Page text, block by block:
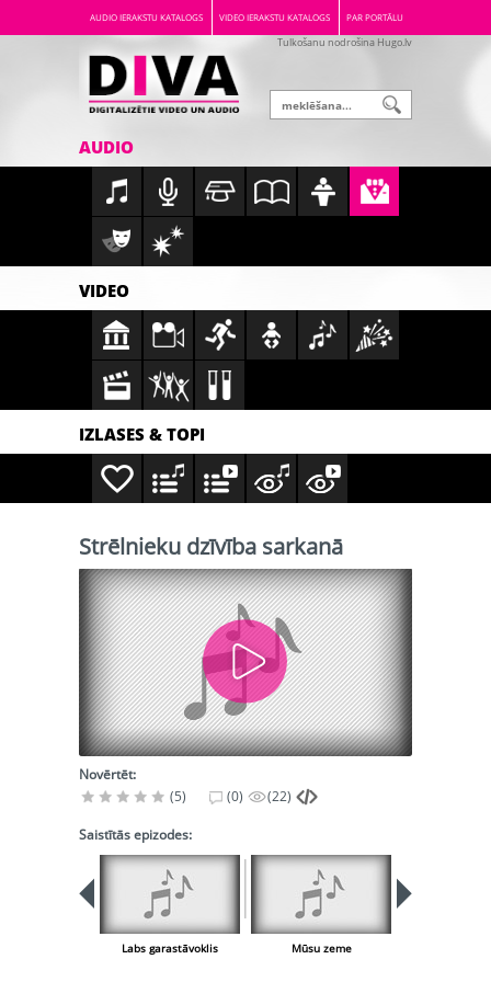
AUDIO IERAKSTU KATALOGS VIDEO IERAKSTU KATALOGS PAR PORTĀLU
Tulkošanu nodrošina Hugo.lv
AUDIO
VIDEO
IZLASES & TOPI
Strēlnieku dzīvība sarkanā
Novērtēt:
(5)
(0) (22)
Saistītās epizodes:
Labs garastāvoklis Mūsu zeme